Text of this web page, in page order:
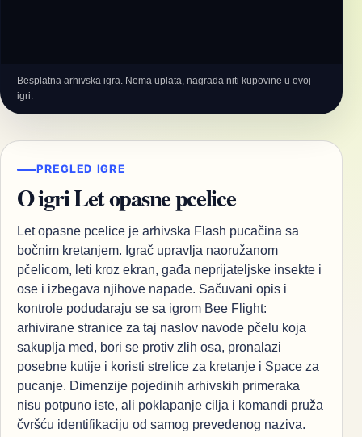
Besplatna arhivska igra. Nema uplata, nagrada niti kupovine u ovoj
igri.
PREGLED IGRE
O igri Let opasne pcelice
Let opasne pcelice je arhivska Flash pucačina sa
bočnim kretanjem. Igrač upravlja naoružanom
pčelicom, leti kroz ekran, gađa neprijateljske insekte i
ose i izbegava njihove napade. Sačuvani opis i
kontrole podudaraju se sa igrom Bee Flight:
arhivirane stranice za taj naslov navode pčelu koja
sakuplja med, bori se protiv zlih osa, pronalazi
posebne kutije i koristi strelice za kretanje i Space za
pucanje. Dimenzije pojedinih arhivskih primeraka
nisu potpuno iste, ali poklapanje cilja i komandi pruža
čvršću identifikaciju od samog prevedenog naziva.